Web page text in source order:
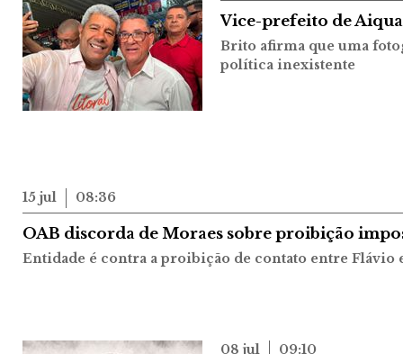
Vice-prefeito de
Brito afirma que uma
política inexistente
15 jul 08:36
OAB discorda de Moraes sobre proibição
Entidade é contra a proibição de contato entre
08 jul 09:10